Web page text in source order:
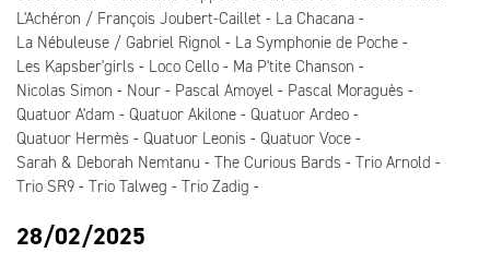
L'Achéron / François Joubert-Caillet
La Chacana
La Nébuleuse / Gabriel Rignol
La Symphonie de Poche
Les Kapsber'girls
Loco Cello
Ma P'tite Chanson
Nicolas Simon
Nour Pascal Amoyel
Pascal Moraguès
Quatuor A'dam
Quatuor Akilone
Quatuor Ardeo
Quatuor Hermès
Quatuor Leonis
Quatuor Voce
Sarah & Deborah Nemtanu
The Curious Bards
Trio Arnold
Trio SR9
Trio Talweg Trio Zadig
28/02/2025